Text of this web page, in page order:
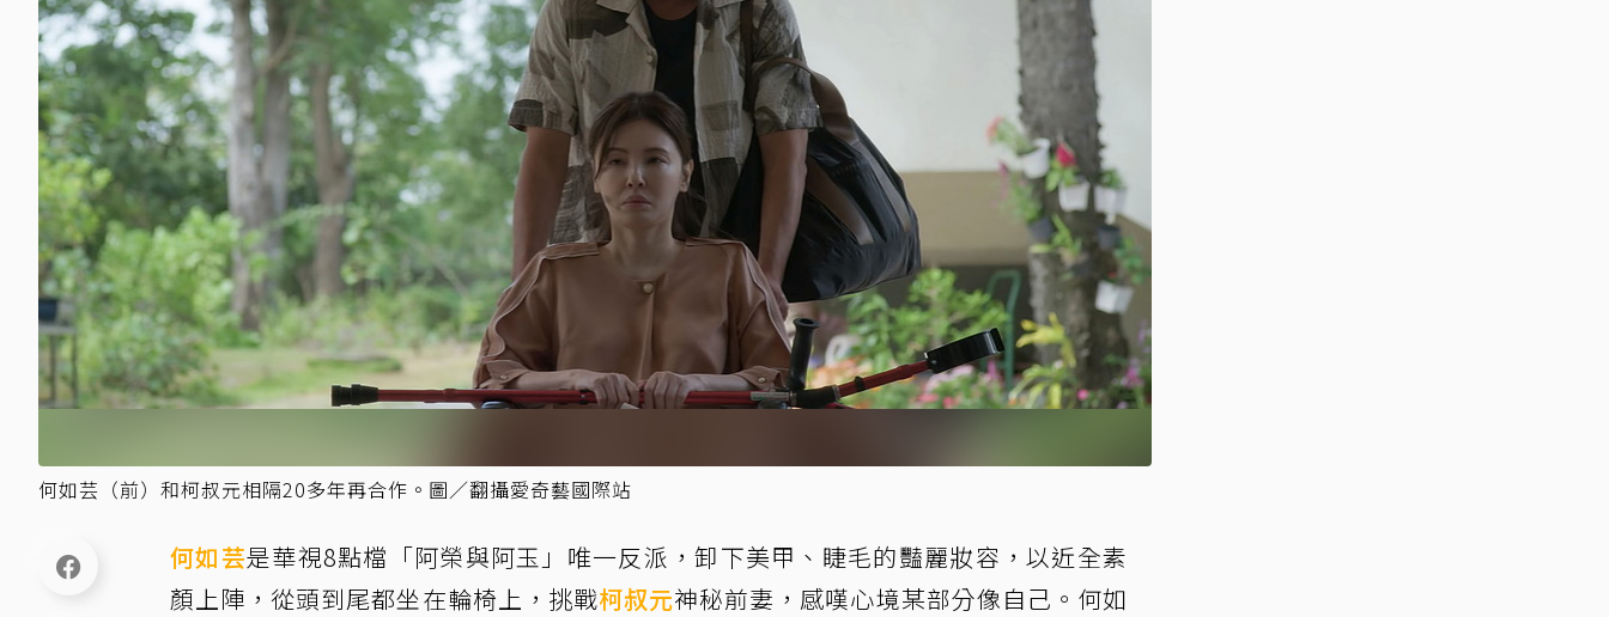
何如芸（前）和柯叔元相隔20多年再合作。圖／翻攝愛奇藝國際站
何如芸是華視8點檔「阿榮與阿玉」唯一反派，卸下美甲、睫毛的豔麗妝容，以近全素
顏上陣，從頭到尾都坐在輪椅上，挑戰柯叔元神秘前妻，感嘆心境某部分像自己。何如